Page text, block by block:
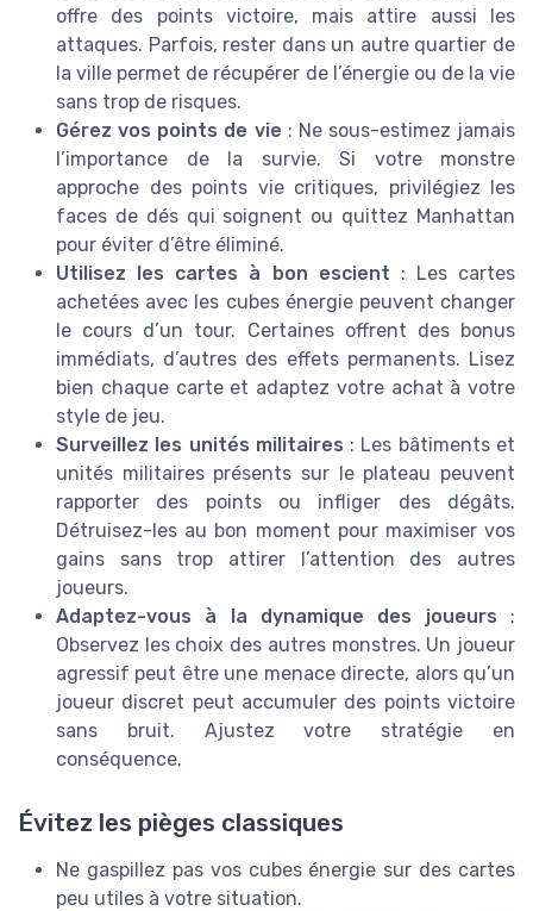
offre des points victoire, mais attire aussi les
attaques. Parfois, rester dans un autre quartier de
la ville permet de récupérer de l’énergie ou de la vie
sans trop de risques.
Gérez vos points de vie : Ne sous-estimez jamais
l’importance de la survie. Si votre monstre
approche des points vie critiques, privilégiez les
faces de dés qui soignent ou quittez Manhattan
pour éviter d’être éliminé.
Utilisez les cartes à bon escient : Les cartes
achetées avec les cubes énergie peuvent changer
le cours d’un tour. Certaines offrent des bonus
immédiats, d’autres des effets permanents. Lisez
bien chaque carte et adaptez votre achat à votre
style de jeu.
Surveillez les unités militaires : Les bâtiments et
unités militaires présents sur le plateau peuvent
rapporter des points ou infliger des dégâts.
Détruisez-les au bon moment pour maximiser vos
gains sans trop attirer l’attention des autres
joueurs.
Adaptez-vous à la dynamique des joueurs :
Observez les choix des autres monstres. Un joueur
agressif peut être une menace directe, alors qu’un
joueur discret peut accumuler des points victoire
sans bruit. Ajustez votre stratégie en
conséquence.
Évitez les pièges classiques
Ne gaspillez pas vos cubes énergie sur des cartes
peu utiles à votre situation.